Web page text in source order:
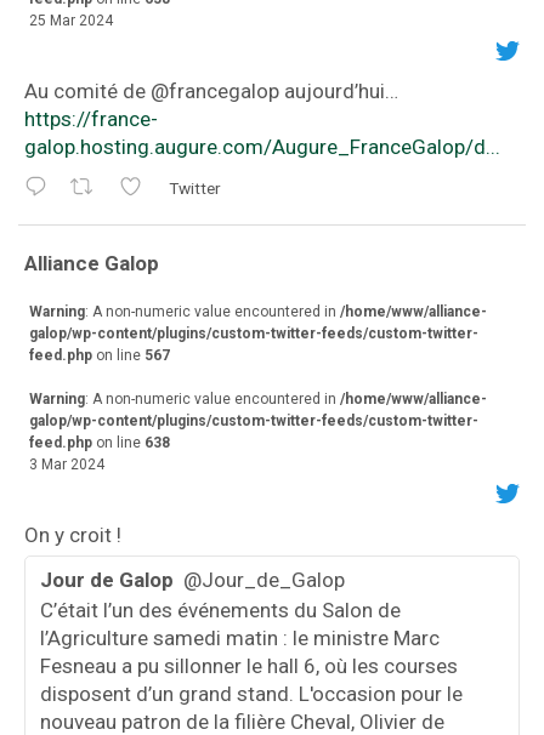
25 Mar 2024
Au comité de ⁦@francegalop⁩ aujourd’hui…
https://france-
galop.hosting.augure.com/Augure_FranceGalop/d...
Twitter
Alliance Galop
Warning: A non-numeric value encountered in /home/www/alliance-
galop/wp-content/plugins/custom-twitter-feeds/custom-twitter-
feed.php on line 567
Warning: A non-numeric value encountered in /home/www/alliance-
galop/wp-content/plugins/custom-twitter-feeds/custom-twitter-
feed.php on line 638
3 Mar 2024
On y croit !
Jour de Galop @Jour_de_Galop
C’était l’un des événements du Salon de
l’Agriculture samedi matin : le ministre Marc
Fesneau a pu sillonner le hall 6, où les courses
disposent d’un grand stand. L'occasion pour le
nouveau patron de la filière Cheval, Olivier de